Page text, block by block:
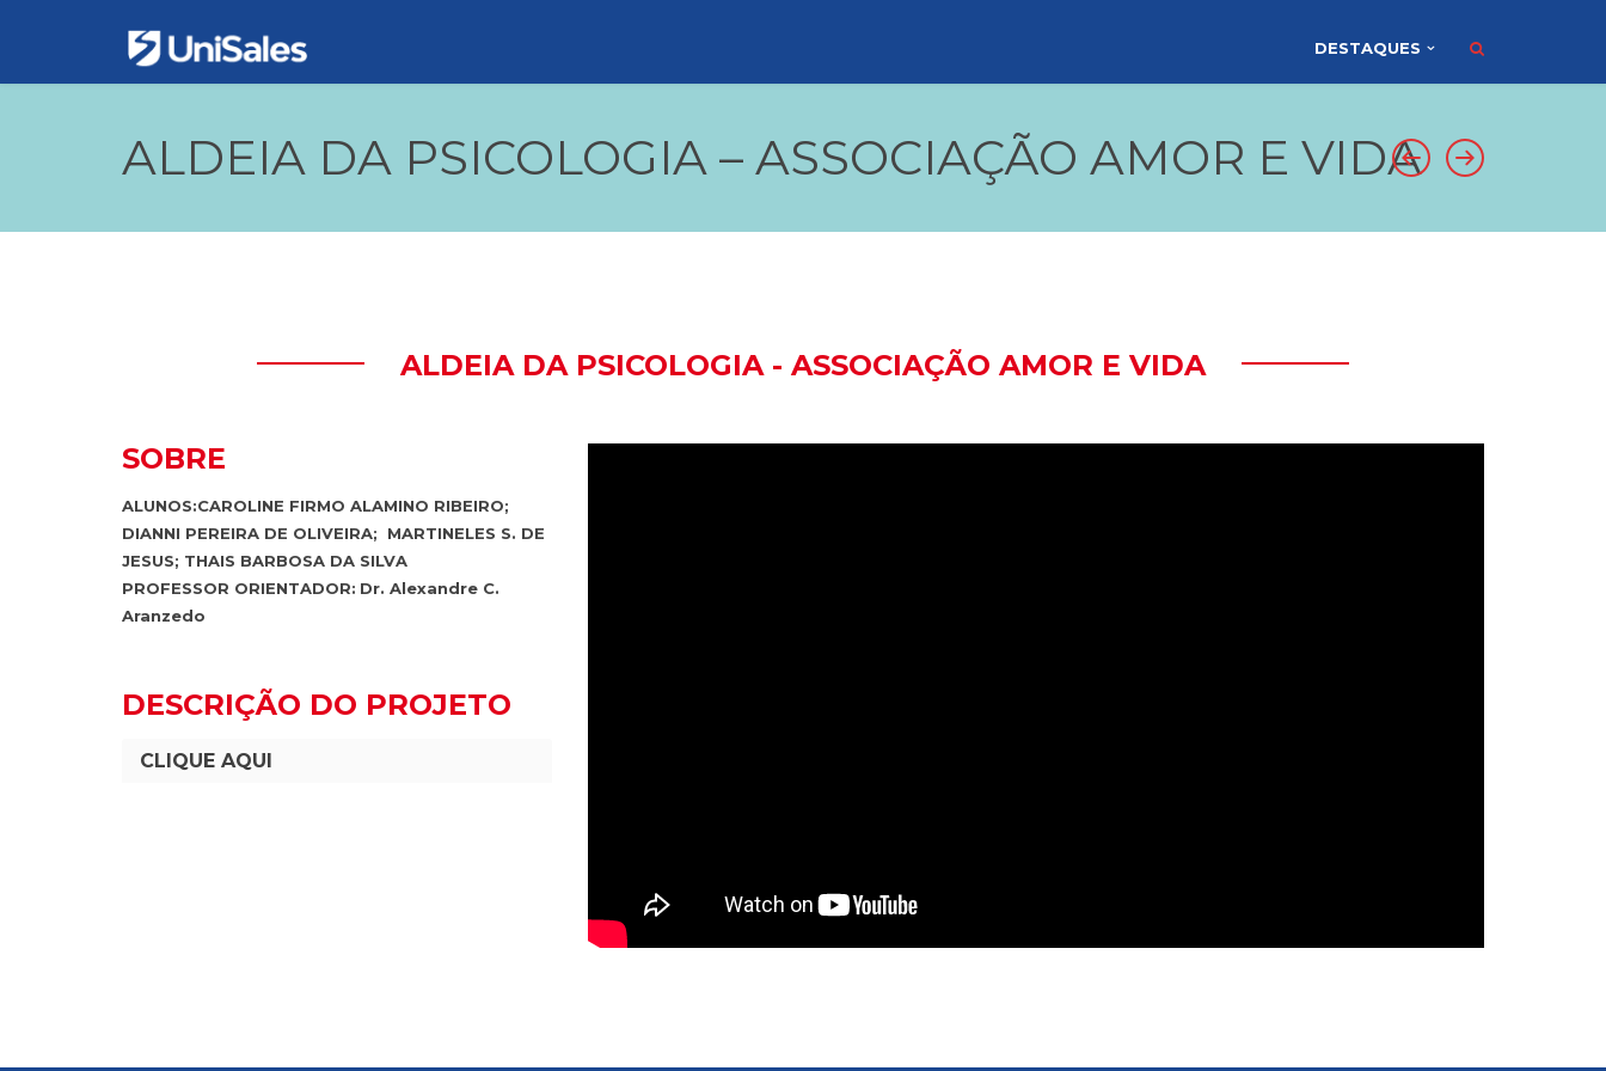
DESTAQUES
ALDEIA DA PSICOLOGIA – ASSOCIAÇÃO AMOR E VIDA
ALDEIA DA PSICOLOGIA - ASSOCIAÇÃO AMOR E VIDA
SOBRE
ALUNOS:CAROLINE FIRMO ALAMINO RIBEIRO;
DIANNI PEREIRA DE OLIVEIRA; MARTINELES S. DE
JESUS; THAIS BARBOSA DA SILVA
PROFESSOR ORIENTADOR: Dr. Alexandre C.
Aranzedo
DESCRIÇÃO DO PROJETO
CLIQUE AQUI